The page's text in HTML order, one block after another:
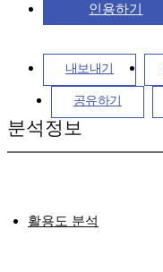
인용하기
내보내기
공유하기
분석정보
활용도 분석